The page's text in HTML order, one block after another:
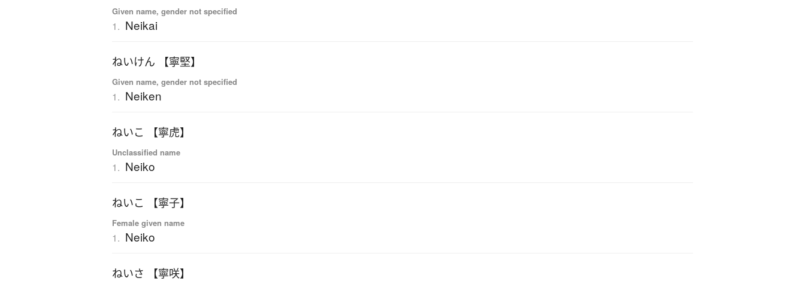
Given name, gender not specified
1. Neikai
ねいけん 【寧堅】
Given name, gender not specified
1. Neiken
ねいこ 【寧虎】
Unclassified name
1. Neiko
ねいこ 【寧子】
Female given name
1. Neiko
ねいさ 【寧咲】